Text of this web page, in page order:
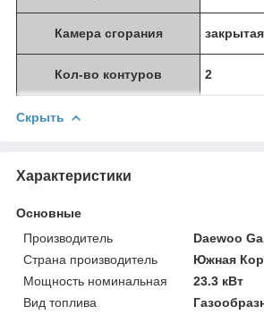
Камера сгорания закрытая
Кол-во контуров 2
Скрыть
Характеристики
Основные
Производитель
Daewoo
Страна производитель
Южная
Мощность номинальная
23.3 кВт
Вид топлива